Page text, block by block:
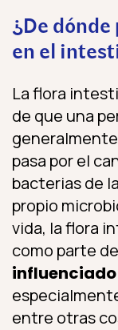
¿De
en el
La flora
de que una
pasa por el
bacterias de
propio
vida, la flora
como parte
entre otras